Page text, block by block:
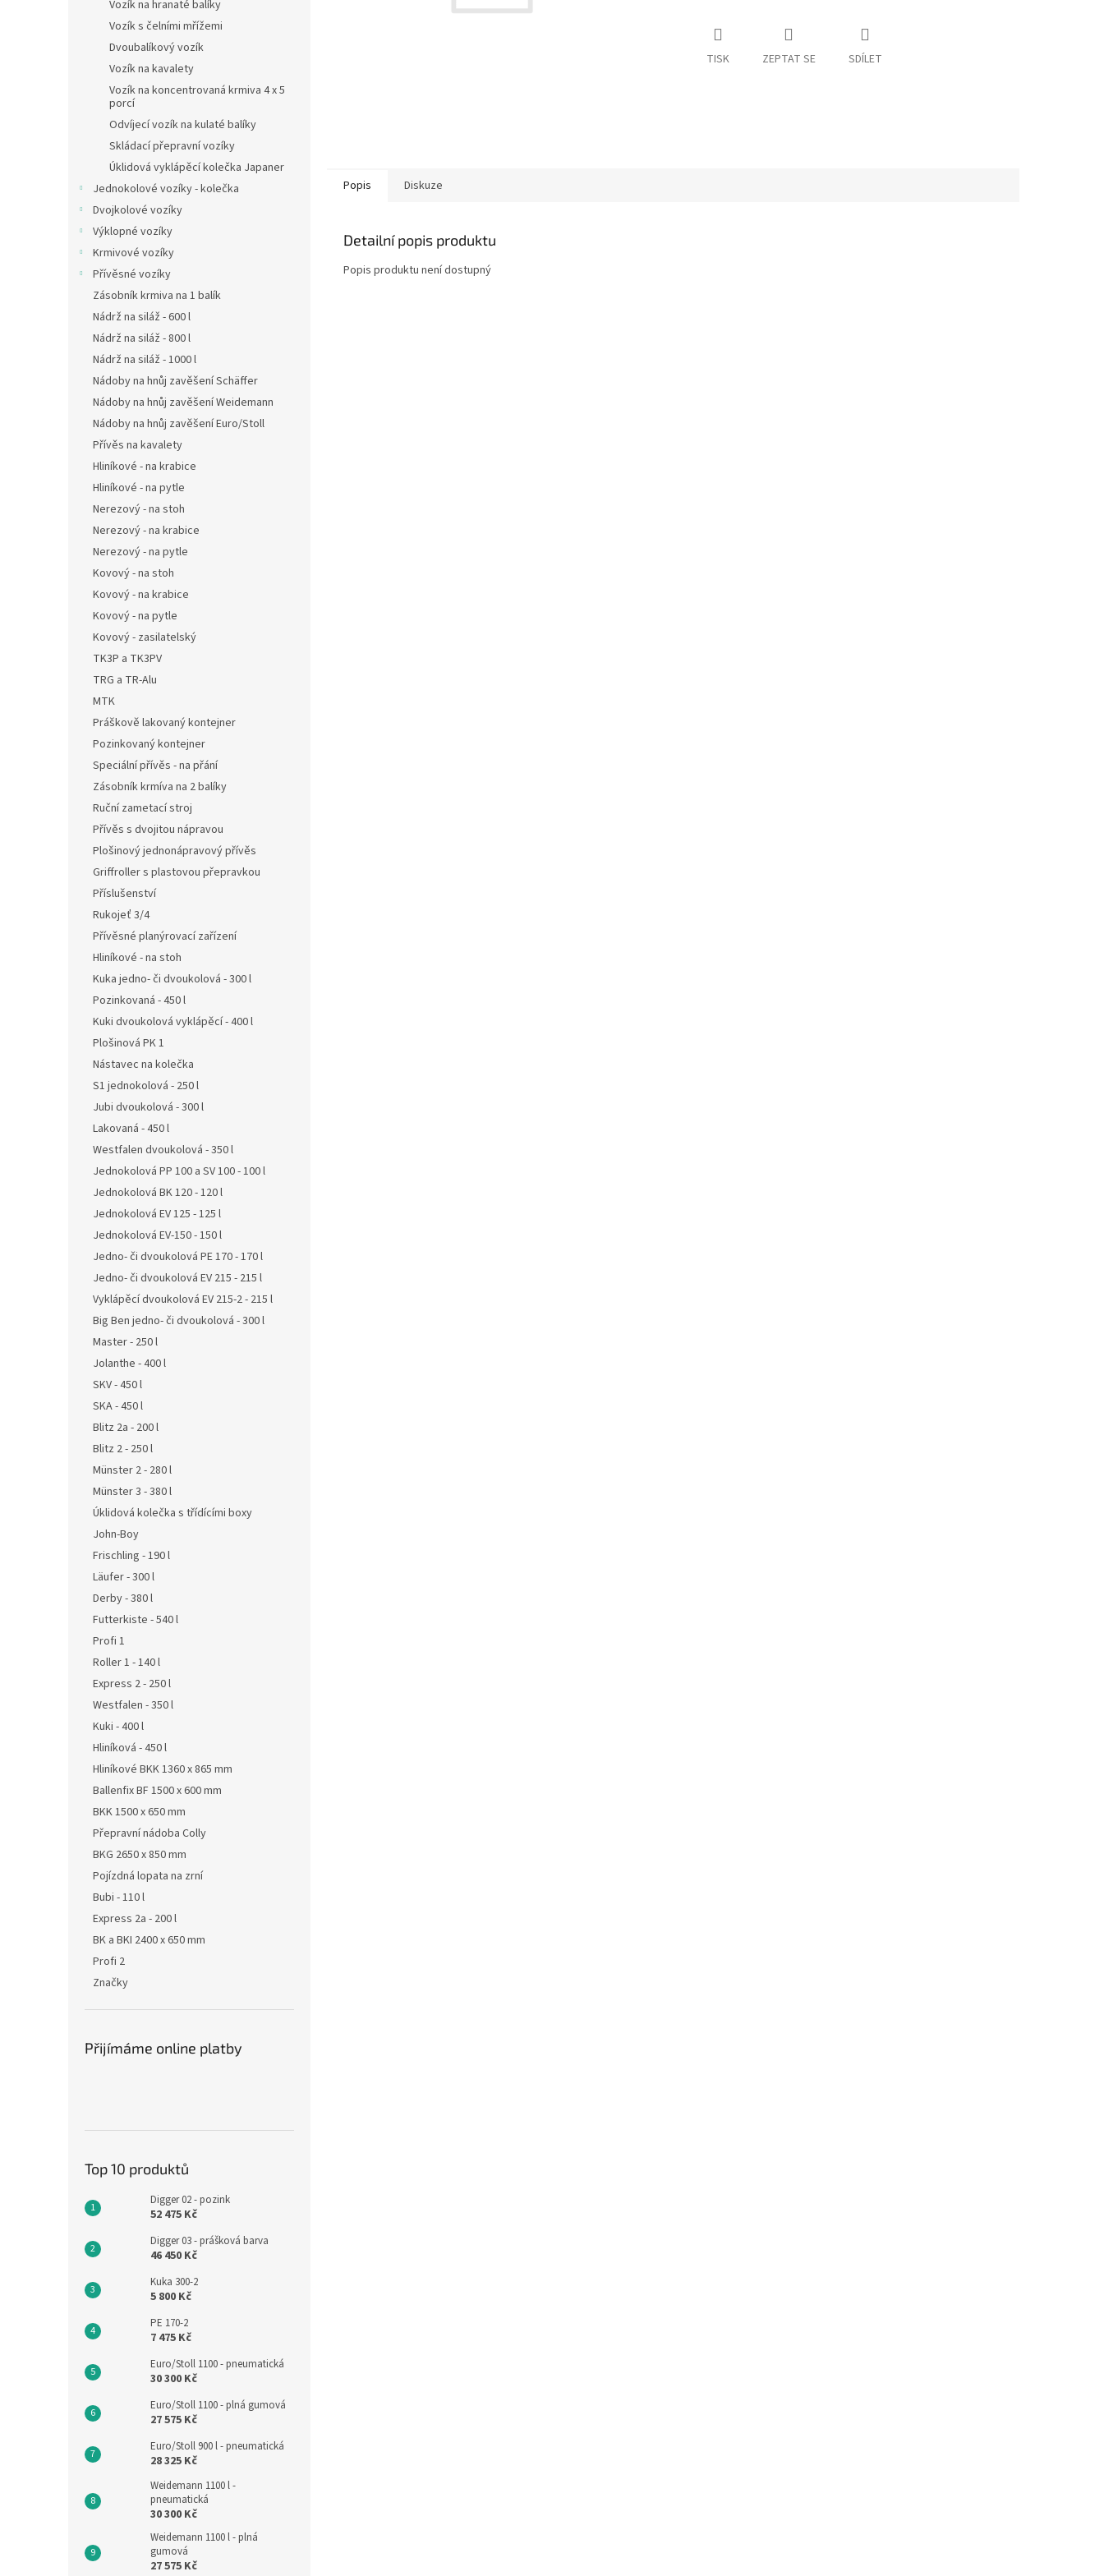
Vozík na hranaté balíky
Vozík s čelními mřížemi
Dvoubalíkový vozík
Vozík na kavalety
Vozík na koncentrovaná krmiva 4 x 5
porcí
Odvíjecí vozík na kulaté balíky
Skládací přepravní vozíky
Úklidová vyklápěcí kolečka Japaner
Jednokolové vozíky - kolečka
Dvojkolové vozíky
Výklopné vozíky
Krmivové vozíky
Přívěsné vozíky
Zásobník krmiva na 1 balík
Nádrž na siláž - 600 l
Nádrž na siláž - 800 l
Nádrž na siláž - 1000 l
Nádoby na hnůj zavěšení Schäffer
Nádoby na hnůj zavěšení Weidemann
Nádoby na hnůj zavěšení Euro/Stoll
Přívěs na kavalety
Hliníkové - na krabice
Hliníkové - na pytle
Nerezový - na stoh
Nerezový - na krabice
Nerezový - na pytle
Kovový - na stoh
Kovový - na krabice
Kovový - na pytle
Kovový - zasilatelský
TK3P a TK3PV
TRG a TR-Alu
MTK
Práškově lakovaný kontejner
Pozinkovaný kontejner
Speciální přívěs - na přání
Zásobník krmíva na 2 balíky
Ruční zametací stroj
Přívěs s dvojitou nápravou
Plošinový jednonápravový přívěs
Griffroller s plastovou přepravkou
Příslušenství
Rukojeť 3/4
Přívěsné planýrovací zařízení
Hliníkové - na stoh
Kuka jedno- či dvoukolová - 300 l
Pozinkovaná - 450 l
Kuki dvoukolová vyklápěcí - 400 l
Plošinová PK 1
Nástavec na kolečka
S1 jednokolová - 250 l
Jubi dvoukolová - 300 l
Lakovaná - 450 l
Westfalen dvoukolová - 350 l
Jednokolová PP 100 a SV 100 - 100 l
Jednokolová BK 120 - 120 l
Jednokolová EV 125 - 125 l
Jednokolová EV-150 - 150 l
Jedno- či dvoukolová PE 170 - 170 l
Jedno- či dvoukolová EV 215 - 215 l
Vyklápěcí dvoukolová EV 215-2 - 215 l
Big Ben jedno- či dvoukolová - 300 l
Master - 250 l
Jolanthe - 400 l
SKV - 450 l
SKA - 450 l
Blitz 2a - 200 l
Blitz 2 - 250 l
Münster 2 - 280 l
Münster 3 - 380 l
Úklidová kolečka s třídícími boxy
John-Boy
Frischling - 190 l
Läufer - 300 l
Derby - 380 l
Futterkiste - 540 l
Profi 1
Roller 1 - 140 l
Express 2 - 250 l
Westfalen - 350 l
Kuki - 400 l
Hliníková - 450 l
Hliníkové BKK 1360 x 865 mm
Ballenfix BF 1500 x 600 mm
BKK 1500 x 650 mm
Přepravní nádoba Colly
BKG 2650 x 850 mm
Pojízdná lopata na zrní
Bubi - 110 l
Express 2a - 200 l
BK a BKI 2400 x 650 mm
Profi 2
Značky
Přijímáme online platby
Top 10 produktů
Digger 02 - pozink
52 475 Kč
Digger 03 - prášková barva
46 450 Kč
Kuka 300-2
5 800 Kč
PE 170-2
7 475 Kč
Euro/Stoll 1100 - pneumatická
30 300 Kč
Euro/Stoll 1100 - plná gumová
27 575 Kč
Euro/Stoll 900 l - pneumatická
28 325 Kč
Weidemann 1100 l -
pneumatická
30 300 Kč
Weidemann 1100 l - plná
gumová
27 575 Kč
TISK ZEPTAT SE SDÍLET
Popis Diskuze
Detailní popis produktu
Popis produktu není dostupný